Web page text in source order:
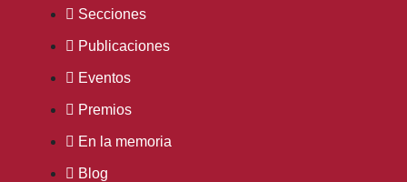
Secciones
Publicaciones
Eventos
Premios
En la memoria
Blog